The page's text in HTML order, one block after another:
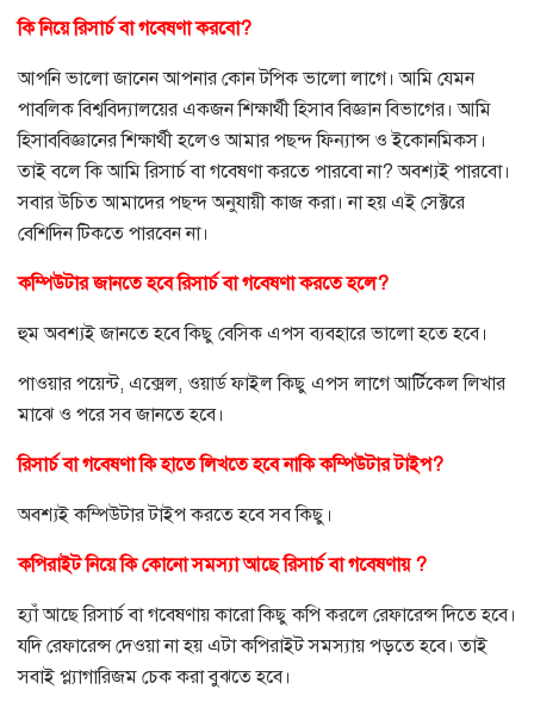
কি নিয়ে রিসার্চ বা গবেষণা করবো?
আপনি ভালো জানেন আপনার কোন টপিক ভালো লাগে। আমি যেমন
পাবলিক বিশ্ববিদ্যালয়ের একজন শিক্ষার্থী হিসাব বিজ্ঞান বিভাগের। আমি
হিসাববিজ্ঞানের শিক্ষার্থী হলেও আমার পছন্দ ফিন্যান্স ও ইকোনমিকস।
তাই বলে কি আমি রিসার্চ বা গবেষণা করতে পারবো না? অবশ্যই পারবো।
সবার উচিত আমাদের পছন্দ অনুযায়ী কাজ করা। না হয় এই সেক্টরে
বেশিদিন টিকতে পারবেন না।
কম্পিউটার জানতে হবে রিসার্চ বা গবেষণা করতে হলে?
হুম অবশ্যই জানতে হবে কিছু বেসিক এপস ব্যবহারে ভালো হতে হবে।
পাওয়ার পয়েন্ট, এক্সেল, ওয়ার্ড ফাইল কিছু এপস লাগে আর্টিকেল লিখার
মাঝে ও পরে সব জানতে হবে।
রিসার্চ বা গবেষণা কি হাতে লিখতে হবে নাকি কম্পিউটার টাইপ?
অবশ্যই কম্পিউটার টাইপ করতে হবে সব কিছু।
কপিরাইট নিয়ে কি কোনো সমস্যা আছে রিসার্চ বা গবেষণায় ?
হ্যাঁ আছে রিসার্চ বা গবেষণায় কারো কিছু কপি করলে রেফারেন্স দিতে হবে।
যদি রেফারেন্স দেওয়া না হয় এটা কপিরাইট সমস্যায় পড়তে হবে। তাই
সবাই প্ল্যাগারিজম চেক করা বুঝতে হবে।